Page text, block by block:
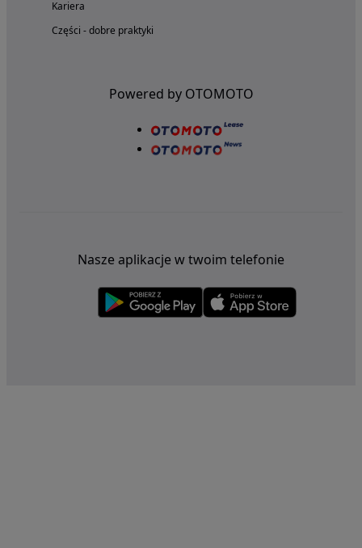
Kariera
Części - dobre praktyki
Powered by OTOMOTO
Nasze aplikacje w twoim telefonie